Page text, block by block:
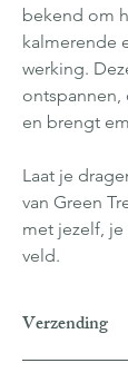
bekend om
kalmerende
werking.
ontspannen,
en brengt
Laat je
van Green
met jezelf,
veld.
Verzending